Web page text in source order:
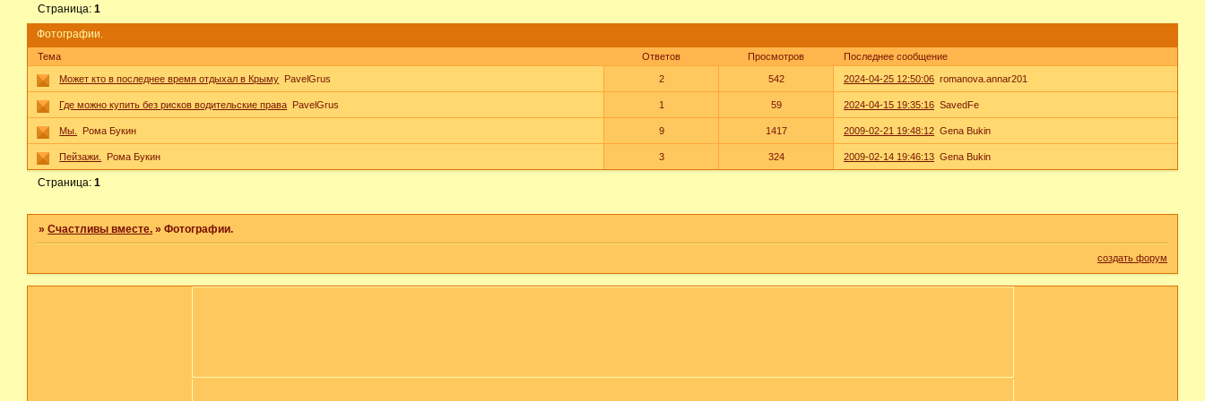
Фотографии.
Страница:1
Тема Ответов Просмотров Последнее сообщение
Может кто в последнее время отдыхал в Крыму PavelGrus 2 542 2024-04-25 12:50:06 romanova.annar201
Где можно купить без рисков водительские права PavelGrus 1 59 2024-04-15 19:35:16 SavedFe
Мы. Рома Букин 9 1417 2009-02-21 19:48:12 Gena Bukin
Пейзажи. Рома Букин 3 324 2009-02-14 19:46:13 Gena Bukin
Страница:1
»Счастливы вместе. »Фотографии.
создать форум